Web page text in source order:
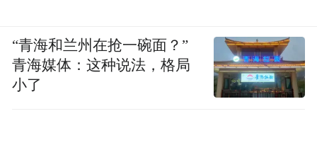
“青海和兰州在抢一碗面？”
青海媒体：这种说法，格局
小了